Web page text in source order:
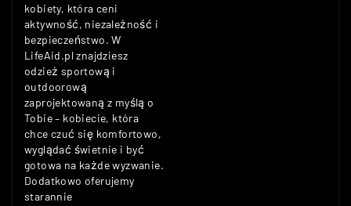
kobiety, która ceni
aktywność, niezależność i
bezpieczeństwo. W
LifeAid.pl znajdziesz
odzież sportową i
outdoorową
zaprojektowaną z myślą o
Tobie – kobiecie, która
chce czuć się komfortowo,
wyglądać świetnie i być
gotowa na każde wyzwanie.
Dodatkowo oferujemy
starannie